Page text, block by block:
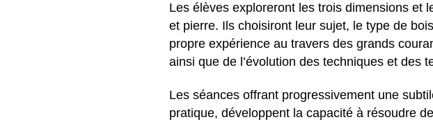
Les élèves exploreront les trois dimensions et
et pierre. Ils choisiront leur sujet, le type de
propre expérience au travers des grands
ainsi que de l’évolution des techniques et des
Les séances offrant progressivement une
pratique, développent la capacité à résoudre